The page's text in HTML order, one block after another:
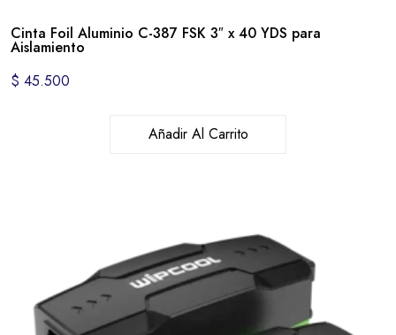
Cinta Foil Aluminio C-387 FSK 3″ x 40 YDS para
Aislamiento
$ 45.500
Añadir Al Carrito